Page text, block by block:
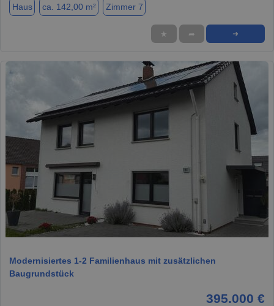
Haus ca. 142,00 m² Zimmer 7
★ ➦ ➜
Modernisiertes 1-2 Familienhaus mit zusätzlichen
Baugrundstück
395.000 €